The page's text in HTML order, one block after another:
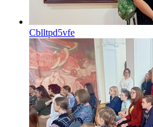
Cblltpd5vfe